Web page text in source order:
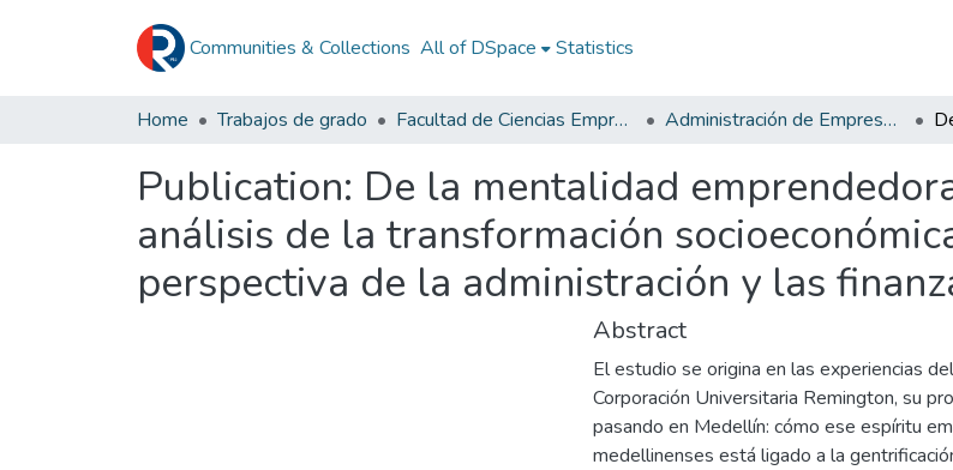
Communities & Collections All of DSpace Statistics
Home Trabajos de grado Facultad de Ciencias Empresariales Administración de Empresas y Finanzas
Publication: De la mentalidad
análisis de la transformación
perspectiva de la administración y las
Abstract
El estudio se origina en las experiencias
Corporación Universitaria Remington, su
pasando en Medellín: cómo ese espíritu
medellinenses está ligado a la